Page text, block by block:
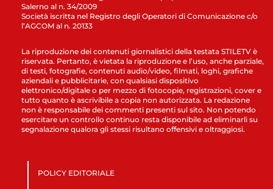
Salerno al n. 34/2009
Società iscritta nel Registro degli Operatori di Comunicazione c/o
l’AGCOM al n. 20133
La riproduzione dei contenuti giornalistici della testata STILETV è
riservata. Pertanto, è vietata la riproduzione e l’uso, anche parziale,
di testi, fotografie, contenuti audio/video, filmati, loghi, grafiche
aziendali e pubblicitarie, con qualsiasi dispositivo
elettronico/digitale o per mezzo di fotocopie, registrazioni, cover e
tutto quanto è ascrivibile a copia non autorizzata. La redazione
non è responsabile dei commenti presenti sul sito. Non potendo
esercitare un controllo continuo resta disponibile ad eliminarli su
segnalazione qualora gli stessi risultano offensivi e oltraggiosi.
POLICY EDITORIALE